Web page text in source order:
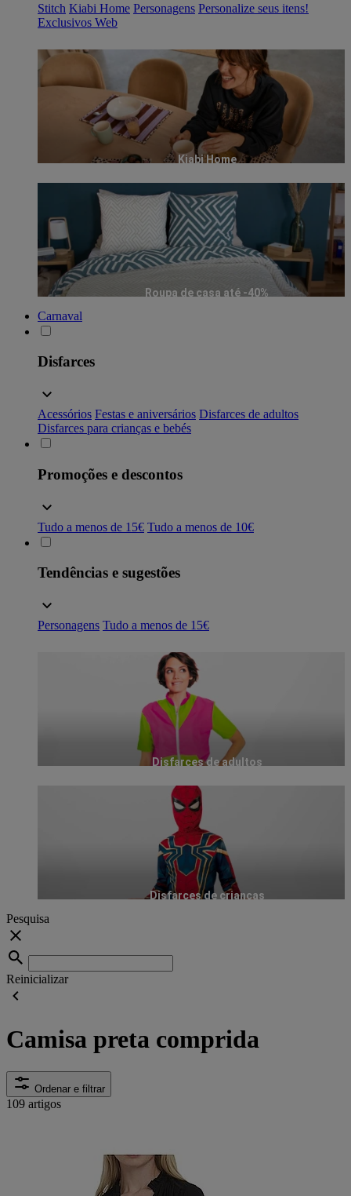
Stitch Kiabi Home Personagens Personalize seus itens!
Exclusivos Web
Kiabi Home
Roupa de casa até -40%
Carnaval
Disfarces
Acessórios Festas e aniversários Disfarces de adultos
Disfarces para crianças e bebés
Promoções e descontos
Tudo a menos de 15€ Tudo a menos de 10€
Tendências e sugestões
Personagens Tudo a menos de 15€
Disfarces de adultos
Disfarces de crianças
Pesquisa
Reinicializar
Camisa preta comprida
Ordenar e filtrar
109 artigos